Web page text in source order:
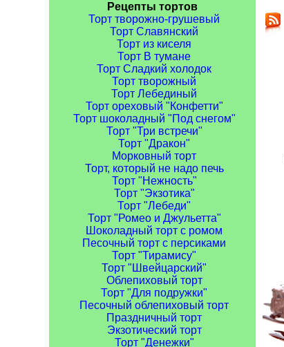
Рецепты тортов
Торт творожно-грушевый
Торт Славянский
Торт из киселя
Торт В тумане
Торт Сладкий холодок
Торт творожный
Торт Лебединый
Торт ореховый "Конфетти"
Торт шоколадный "Под снегом"
Торт "Три встречи"
Торт "Дракон"
Морковный торт
Торт, который не надо печь
Торт "Нежность"
Торт "Экзотика"
Торт "Лебеди"
Торт "Ромео и Джульетта"
Шоколадный торт с ромом
Песочный торт с персиками
Торт "Тирамису"
Торт "Швейцарский"
Облепиховый торт
Торт "Для подружки"
Песочный облепиховый торт
Праздничный торт
Экзотический торт
Торт "Денежки"